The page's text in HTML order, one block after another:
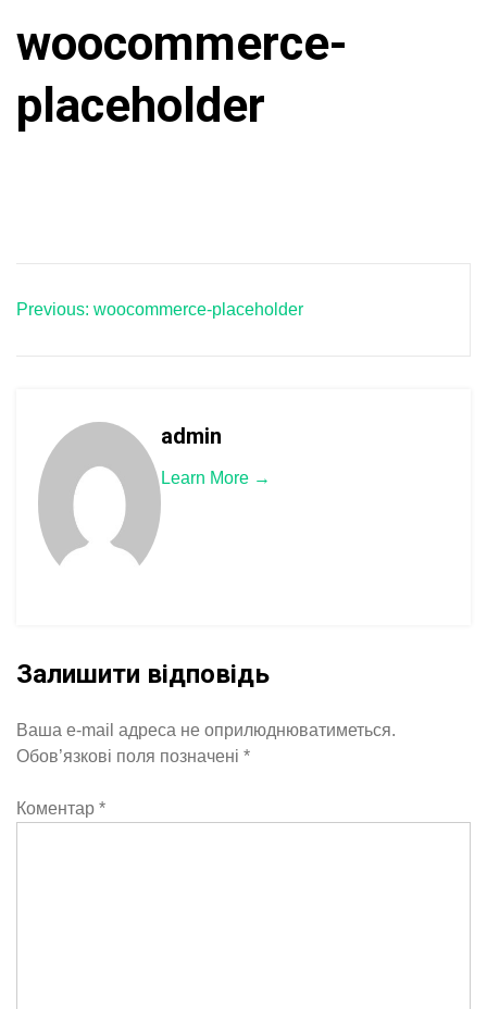
woocommerce-
placeholder
Previous: woocommerce-placeholder
admin
Learn More →
Залишити відповідь
Ваша e-mail адреса не оприлюднюватиметься.
Обов’язкові поля позначені *
Коментар *